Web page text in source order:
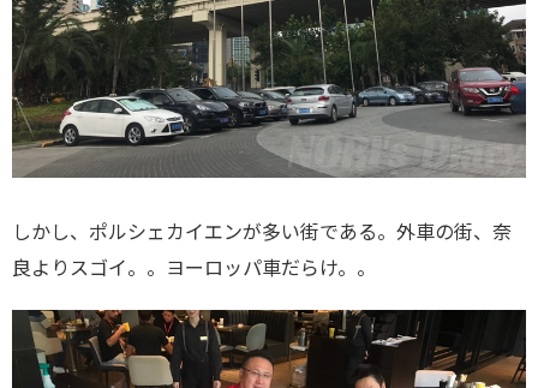
しかし、ポルシェカイエンが多い街である。外車の街、奈
良よりスゴイ。。ヨーロッパ車だらけ。。